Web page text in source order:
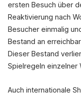
ersten Besuch über
Reaktivierung nach
Besucher einmalig
Bestand an
Dieser Bestand
Spielregeln einzelner
Auch internationale